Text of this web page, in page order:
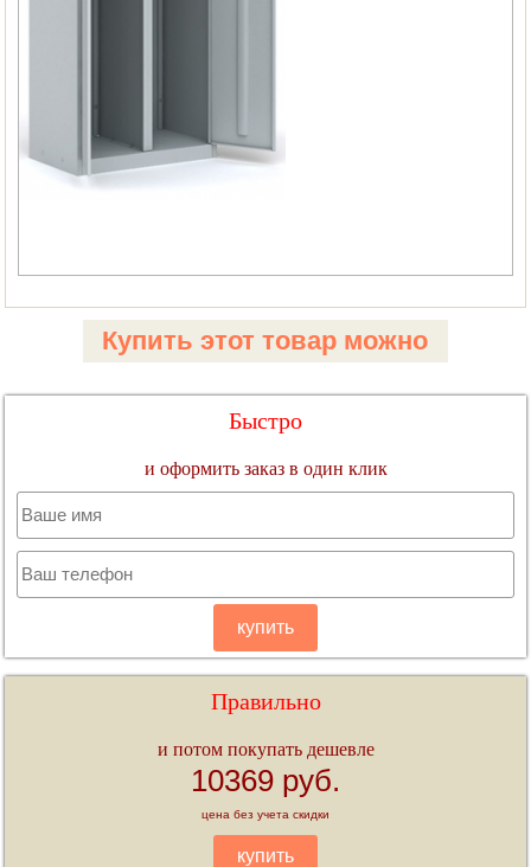
Купить этот товар можно
Быстро
и оформить заказ в один клик
купить
Правильно
и потом покупать дешевле
10369 руб.
цена без учета скидки
купить